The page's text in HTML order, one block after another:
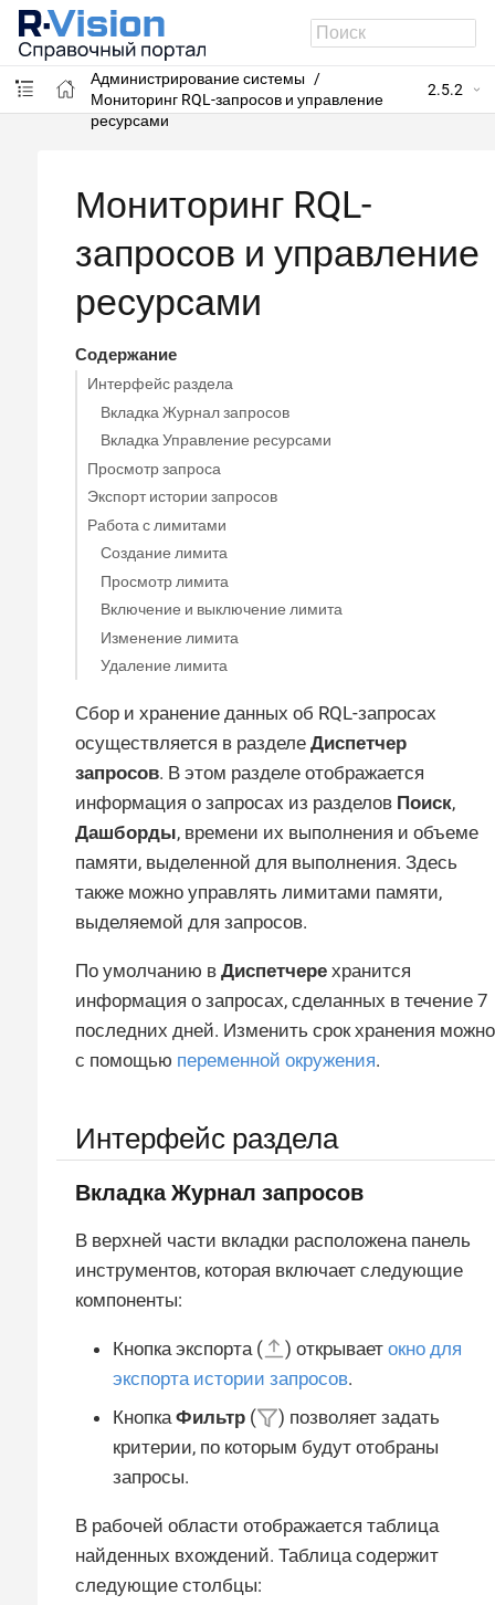
R-Vision SIEM
Администрирование системы
Мониторинг RQL-запросов и управление
ресурсами
2.5.2
Мониторинг RQL-
запросов и управление
ресурсами
Содержание
Интерфейс раздела
Вкладка Журнал запросов
Вкладка Управление ресурсами
Просмотр запроса
Экспорт истории запросов
Работа с лимитами
Создание лимита
Просмотр лимита
Включение и выключение лимита
Изменение лимита
Удаление лимита
Сбор и хранение данных об RQL-запросах
осуществляется в разделе Диспетчер
запросов. В этом разделе отображается
информация о запросах из разделов Поиск,
Дашборды, времени их выполнения и объеме
памяти, выделенной для выполнения. Здесь
также можно управлять лимитами памяти,
выделяемой для запросов.
По умолчанию в Диспетчере хранится
информация о запросах, сделанных в течение 7
последних дней. Изменить срок хранения можно
с помощью переменной окружения.
Интерфейс раздела
ВкладкаЖурнал запросов
В верхней части вкладки расположена панель
инструментов, которая включает следующие
компоненты:
Кнопка экспорта ( ) открывает окно для
экспорта истории запросов.
КнопкаФильтр (
) позволяет задать
критерии, по которым будут отобраны
запросы.
В рабочей области отображается таблица
найденных вхождений. Таблица содержит
следующие столбцы: